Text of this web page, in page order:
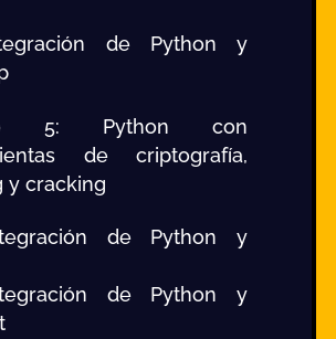
de Python y
5: Python con
de criptografía,
y cracking
de Python y
de Python y